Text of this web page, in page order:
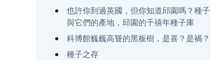
也許你到過英國，但你知道邱園嗎？種子
與它們的產地，邱園的千禧年種子庫
科博館巍巍高聳的黑板樹，是喜？是禍？
種子之存